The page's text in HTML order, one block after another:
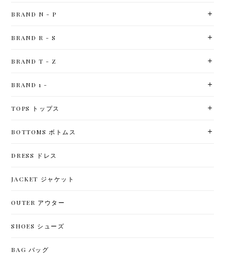
BRAND N - P
BRAND R - S
BRAND T - Z
BRAND 1 -
TOPS トップス
BOTTOMS ボトムス
DRESS ドレス
JACKET ジャケット
OUTER アウター
SHOES シューズ
BAG バッグ